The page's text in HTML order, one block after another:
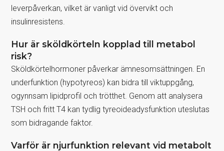
leverpåverkan, vilket är vanligt vid övervikt och
insulinresistens.
Hur är sköldkörteln kopplad till metabol
risk?
Sköldkörtelhormoner påverkar ämnesomsättningen. En
underfunktion (hypotyreos) kan bidra till viktuppgång,
ogynnsam lipidprofil och trötthet. Genom att analysera
TSH och fritt T4 kan tydlig tyreoideadysfunktion uteslutas
som bidragande faktor.
Varför är njurfunktion relevant vid metabolt